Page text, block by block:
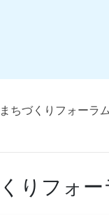
ちづくりフォーラ
りフォー